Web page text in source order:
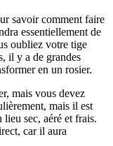
savoir comment faire
essentiellement de
oubliez votre tige
il y a de grandes
en un rosier.
mais vous devez
mais il est
sec, aéré et frais.
car il aura